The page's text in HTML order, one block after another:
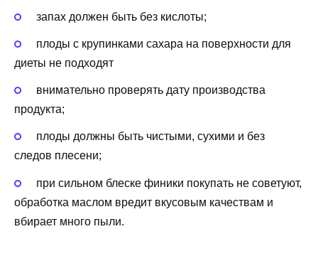
запах должен быть без кислоты;
плоды с крупинками сахара на поверхности для
диеты не подходят
внимательно проверять дату производства
продукта;
плоды должны быть чистыми, сухими и без
следов плесени;
при сильном блеске финики покупать не советуют,
обработка маслом вредит вкусовым качествам и
вбирает много пыли.